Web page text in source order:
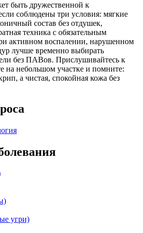
быть дружественной к
соблюдены три условия: мягкие
состав без отдушек,
техника с обязательным
активном воспалении, нарушенном
лучше временно выбирать
без ПАВов. Прислушивайтесь к
на небольшом участке и помните:
а чистая, спокойная кожа без
угри)